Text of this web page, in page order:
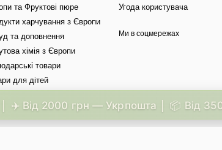
та Фруктові пюре
харчування з Європи
та доповнення
хімія з Європи
товари
для дітей
Угода користувача
Ми в соцмережах